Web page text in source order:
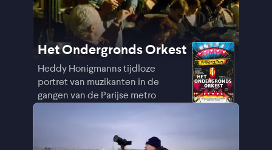
Het Ondergronds Orkest
Heddy Honigmanns tijdloze
portret van muzikanten in de
gangen van de Parijse metro